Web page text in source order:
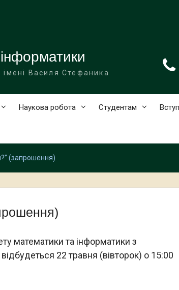
імені Василя Стефаника
Наукова робота Студентам
(запрошення)
математики та інформатики з
22 травня (вівторок) о 15:00